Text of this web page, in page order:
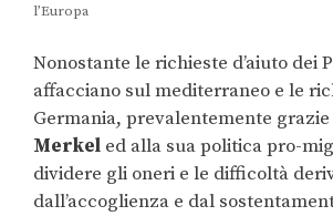
l’Europa
Nonostante le richieste d’aiuto dei
affacciano sul mediterraneo e le
Germania, prevalentemente grazie
Merkel ed alla sua politica pro-
dividere gli oneri e le difficoltà
dall’accoglienza e dal